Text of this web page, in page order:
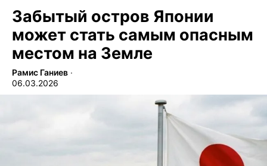
Забытый остров Японии
может стать самым опасным
местом на Земле
Рамис Ганиев ∙
06.03.2026